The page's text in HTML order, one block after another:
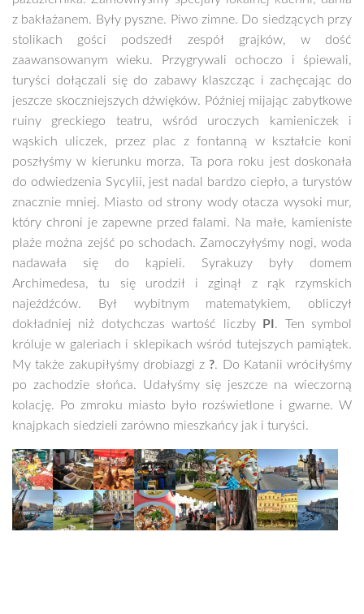
z bakłażanem. Były pyszne. Piwo zimne. Do siedzących przy
stolikach gości podszedł zespół grajków, w dość
zaawansowanym wieku. Przygrywali ochoczo i śpiewali,
turyści dołączali się do zabawy klaszcząc i zachęcając do
jeszcze skoczniejszych dźwięków. Później mijając zabytkowe
ruiny greckiego teatru, wśród uroczych kamieniczek i
wąskich uliczek, przez plac z fontanną w kształcie koni
poszłyśmy w kierunku morza. Ta pora roku jest doskonała
do odwiedzenia Sycylii, jest nadal bardzo ciepło, a turystów
znacznie mniej. Miasto od strony wody otacza wysoki mur,
który chroni je zapewne przed falami. Na małe, kamieniste
plaże można zejść po schodach. Zamoczyłyśmy nogi, woda
nadawała się do kąpieli. Syrakuzy były domem
Archimedesa, tu się urodził i zginął z rąk rzymskich
najeźdźców. Był wybitnym matematykiem, obliczył
dokładniej niż dotychczas wartość liczby
PI . Ten symbol
króluje w galeriach i sklepikach wśród tutejszych pamiątek.
My także zakupiłyśmy drobiazgi z ?. Do Katanii wróciłyśmy
po zachodzie słońca. Udałyśmy się jeszcze na wieczorną
kolację. Po zmroku miasto było rozświetlone i gwarne. W
knajpkach siedzieli zarówno mieszkańcy jak i turyści.